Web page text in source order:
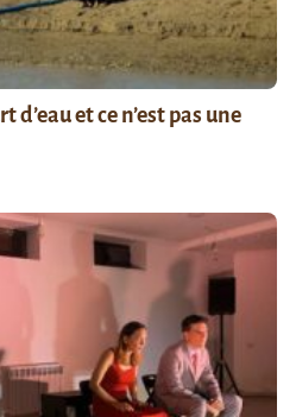
d’eau et ce n’est pas une